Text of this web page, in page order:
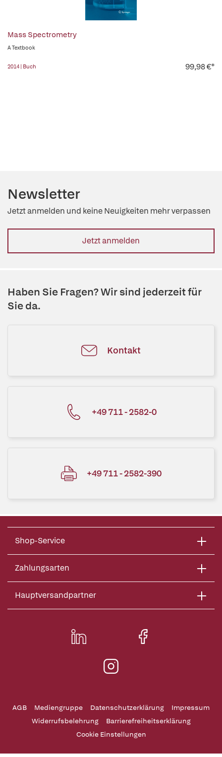
Mass Spectrometry
A Textbook
2014 | Buch 99,98 €*
Newsletter
Jetzt anmelden und keine Neuigkeiten mehr verpassen
Jetzt anmelden
Haben Sie Fragen? Wir sind jederzeit für
Sie da.
Kontakt
+49 711 - 2582-0
+49 711 - 2582-390
Shop-Service
Zahlungsarten
Hauptversandpartner
AGB Mediengruppe Datenschutzerklärung
Impressum
Widerrufsbelehrung
Barrierefreiheitserklärung
Cookie Einstellungen